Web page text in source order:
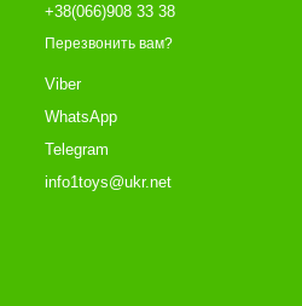
+38(066)908 33 38
Перезвонить вам?
Viber
WhatsApp
Telegram
info1toys@ukr.net